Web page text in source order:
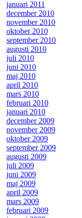
januari 2011
december 2010
november 2010
oktober 2010
september 2010
augusti 2010
juli 2010
juni 2010
maj 2010
april 2010
mars 2010
februari 2010
januari 2010
december 2009
november 2009
oktober 2009
september 2009
augusti 2009
juli 2009
juni 2009
maj 2009
april 2009
mars 2009
februari 2009